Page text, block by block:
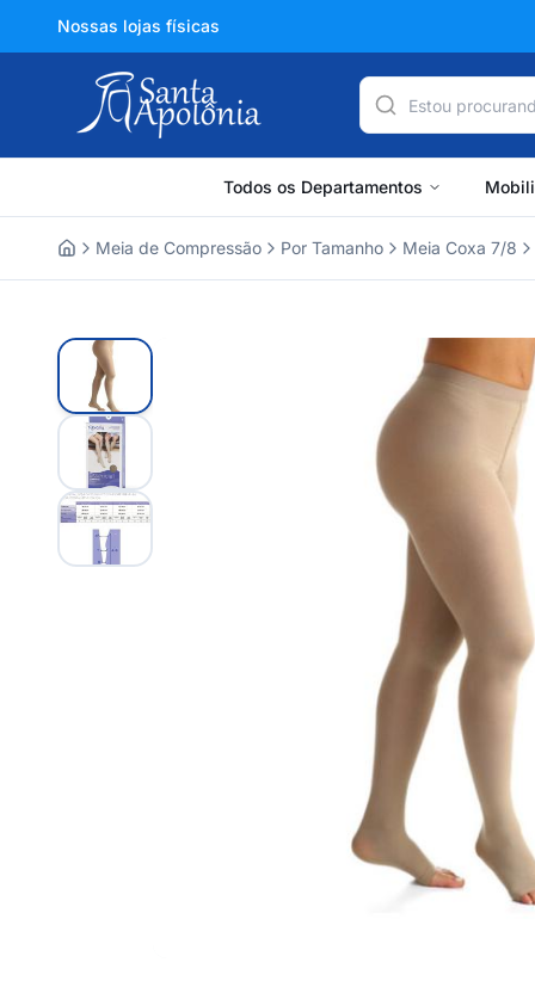
Nossas lojas físicas
Todos os Departamentos
Meia de Compressão Por Tamanho Meia Coxa 7/8